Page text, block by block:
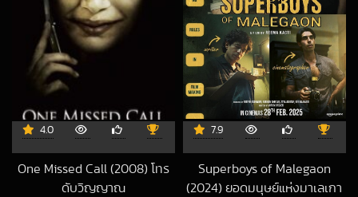
4.0
One Missed Call (2008) โทร
ดับวิญญาณ
7.9
Superboys of Malegaon
(2024) ยอดมนุษย์แห่งมาเลเกา